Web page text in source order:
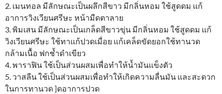
2. เมนทอล มีลักษณะเป็นผลึกสีขาว มีกลิ่นหอม ใช้สูดดม แก้
อาการวิงเวียนศรีษะ หน้ามืดตาลาย
3. พิมเสน มีลักษณะเป็นเกล็ดสีขาวขุ่น มีกลิ่นหอม ใช้สูดดม แก้
วิงเวียนศรีษะ ใช้ทาแก้ปวดเมื่อย แก้เคล็ดขัดยอกใช้ทานวด
กล้ามเนื้อ ฟกช้ำดำเขียว
4. พาราฟิน ใช้เป็นส่วนผสมเพื่อทำให้น้ำมันแข็งตัว
5. วาสลีน ใช้เป็นส่วนผสมเพื่อทำให้เกิดความลื่นมัน และสะดวก
ในการทานวด ]ดอาการปวด